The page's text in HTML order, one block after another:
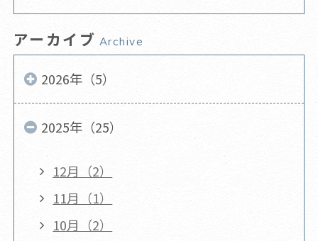
アーカイブ Archive
2026年（5）
2025年（25）
12月（2）
11月（1）
10月（2）